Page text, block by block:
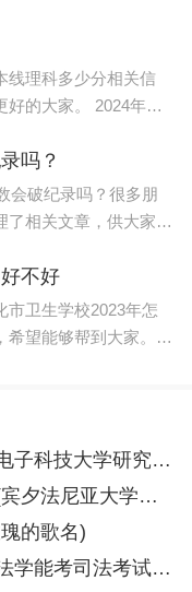
带有普遍性和典型
督查室将直接派员
2024年2月1日
科录取分数线信息，
线理科多少分相关信
。 2024年艺
一样，一般情况下美
吗？
会破纪录吗？很多朋
了相关文章，供大家参
不好
市卫生学校2023年怎
望能够帮到大家。
大学研究生专业目录
学教育学院硕士学费)
的歌名)
能考司法考试吗)